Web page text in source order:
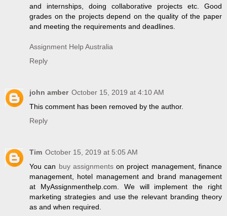
and internships, doing collaborative projects etc. Good
grades on the projects depend on the quality of the paper
and meeting the requirements and deadlines.
Assignment Help Australia
Reply
john amber October 15, 2019 at 4:10 AM
This comment has been removed by the author.
Reply
Tim October 15, 2019 at 5:05 AM
You can buy assignmentson project management, finance
management, hotel management and brand management
at MyAssignmenthelp.com. We will implement the right
marketing strategies and use the relevant branding theory
as and when required.